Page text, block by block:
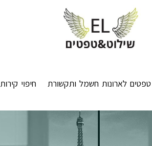
טפטים לארונות חשמל ותקשורת חיפוי קירות